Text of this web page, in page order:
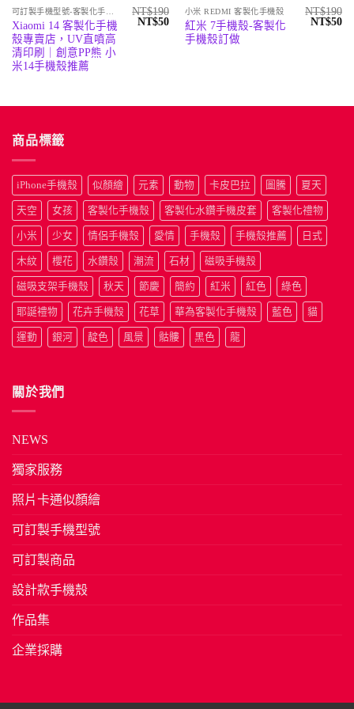
可訂製手機型號-客製化手機殼專賣店
Xiaomi 14 客製化手機
殼專賣店，UV直噴高
清印刷｜創意PP熊 小
米14手機殼推薦
NT$190
原
NT$50目
小米 REDMI 客製化手機殼
紅米 7手機殼-客製化
手機殼訂做
NT$190
原
NT$50目
商品標籤
iPhone手機殼 似顏繪 元素 動物 卡皮巴拉 圖騰 夏天
天空 女孩 客製化手機殼 客製化水鑽手機皮套 客製化禮物
小米 少女 情侶手機殼 愛情 手機殼 手機殼推薦 日式
木紋 櫻花 水鑽殼 潮流 石材 磁吸手機殼
磁吸支架手機殼 秋天 節慶 簡約 紅米 紅色 綠色
耶誕禮物 花卉手機殼 花草 華為客製化手機殼 藍色 貓
運動 銀河 靛色 風景 骷髏 黑色 龍
關於我們
NEWS
獨家服務
照片卡通似顏繪
可訂製手機型號
可訂製商品
設計款手機殼
作品集
企業採購